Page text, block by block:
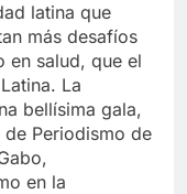
latina que
más desafíos
en salud, que el
La
bellísima gala,
Periodismo de
en la